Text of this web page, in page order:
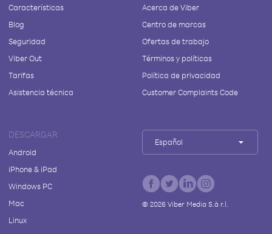
Características
Blog
Seguridad
Viber Out
Tarifas
Asistencia técnica
Acerca de Viber
Centro de marcas
Ofertas de trabajo
Términos y políticas
Política de privacidad
Customer Complaints Code
DESCARGAR
Android
iPhone & iPad
Windows PC
Mac
Linux
Español
© 2026Viber Media S.à r.l.